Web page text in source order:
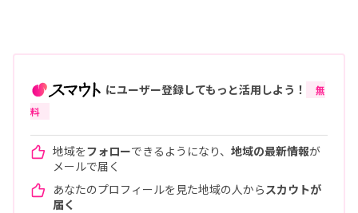
にユーザー登録してもっと活用しよう！
無
料
地域をフォローできるようになり、 地域の最新情報が
メールで届く
あなたのプロフィールを見た地域の人から スカウトが
届く